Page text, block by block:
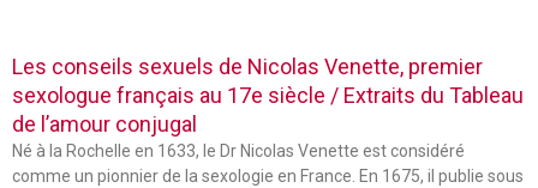
Les conseils sexuels de Nicolas Venette, premier
sexologue français au 17e siècle / Extraits du Tableau
de l’amour conjugal
Né à la Rochelle en 1633, le Dr Nicolas Venette est considéré
comme un pionnier de la sexologie en France. En 1675, il publie sous